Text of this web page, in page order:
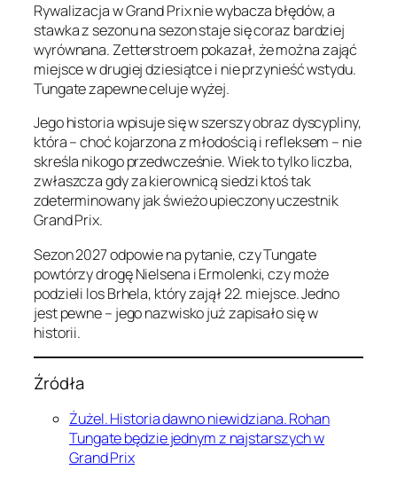
Rywalizacja w Grand Prix nie wybacza błędów, a
stawka z sezonu na sezon staje się coraz bardziej
wyrównana. Zetterstroem pokazał, że można zająć
miejsce w drugiej dziesiątce i nie przynieść wstydu.
Tungate zapewne celuje wyżej.
Jego historia wpisuje się w szerszy obraz dyscypliny,
która – choć kojarzona z młodością i refleksem – nie
skreśla nikogo przedwcześnie. Wiek to tylko liczba,
zwłaszcza gdy za kierownicą siedzi ktoś tak
zdeterminowany jak świeżo upieczony uczestnik
Grand Prix.
Sezon 2027 odpowie na pytanie, czy Tungate
powtórzy drogę Nielsena i Ermolenki, czy może
podzieli los Brhela, który zajął 22. miejsce. Jedno
jest pewne – jego nazwisko już zapisało się w
historii.
Źródła
Żużel. Historia dawno niewidziana. Rohan
Tungate będzie jednym z najstarszych w
Grand Prix